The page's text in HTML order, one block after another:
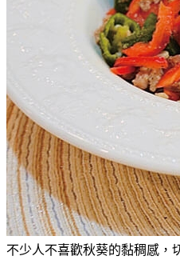
不少人不喜歡秋葵的黏稠感，